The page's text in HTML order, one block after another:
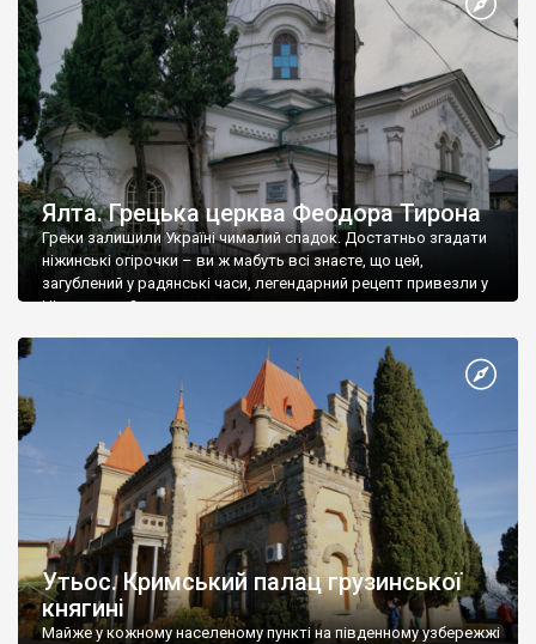
Ялта. Грецька церква Феодора Тирона
Греки залишили Україні чималий спадок. Достатньо згадати
ніжинські огірочки – ви ж мабуть всі знаєте, що цей,
загублений у радянські часи, легендарний рецепт привезли у
Ніжин греки?
Утьос. Кримський палац грузинської
княгині
Майже у кожному населеному пункті на південному узбережжі